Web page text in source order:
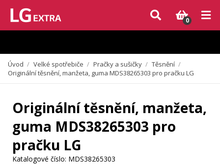
Vzhledem k aktuální situaci se může dodání dílů, které nejsou skladem,
zpozdit. Děkujeme za pochopení.
0
Úvod / Velké spotřebiče / Pračky a sušičky / Těsnění /
Originální těsnění, manžeta, guma MDS38265303 pro pračku LG
Originální těsnění, manžeta,
guma MDS38265303 pro
pračku LG
Katalogové číslo: MDS38265303